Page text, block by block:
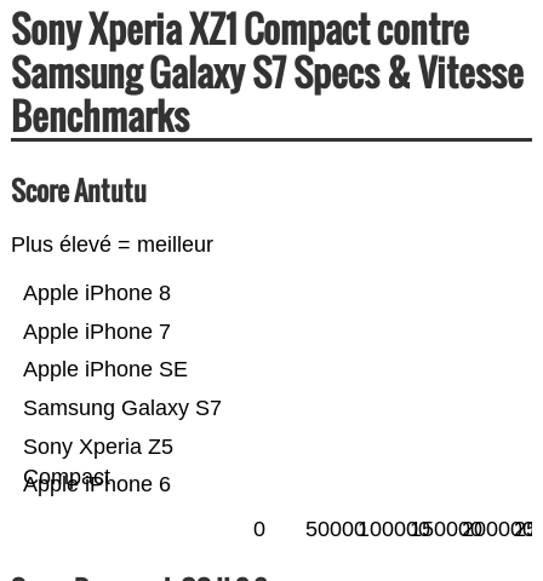
Sony Xperia XZ1 Compact contre
Samsung Galaxy S7 Specs & Vitesse
Benchmarks
Score Antutu
Plus élevé = meilleur
Apple iPhone 6
Sony Xperia Z5
Compact
Samsung Galaxy S7
Apple iPhone SE
Apple iPhone 7
Apple iPhone 8
0 50000100000150000200000